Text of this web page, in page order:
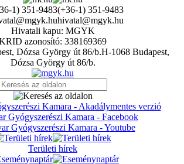
(+36-1) 351-9483
hivatal@mgyk.hu
Hivatali kapu: MGYK
azonosító: 338169369
H-1068 Budapest,
Dózsa György út 86/b.
Területi hírek